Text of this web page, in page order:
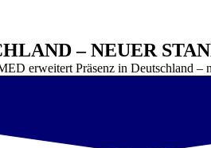
– NEUER
erweitert Präsenz in Deutschland –